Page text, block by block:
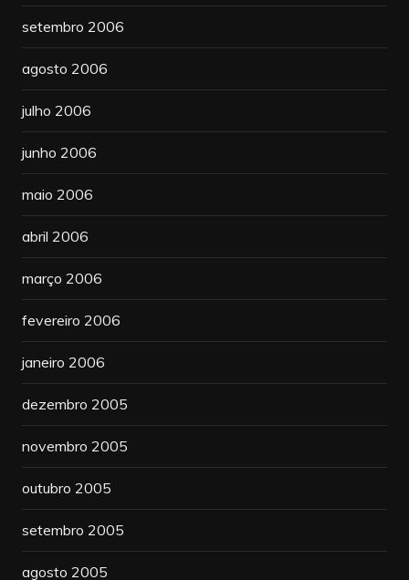
setembro 2006
agosto 2006
julho 2006
junho 2006
maio 2006
abril 2006
março 2006
fevereiro 2006
janeiro 2006
dezembro 2005
novembro 2005
outubro 2005
setembro 2005
agosto 2005